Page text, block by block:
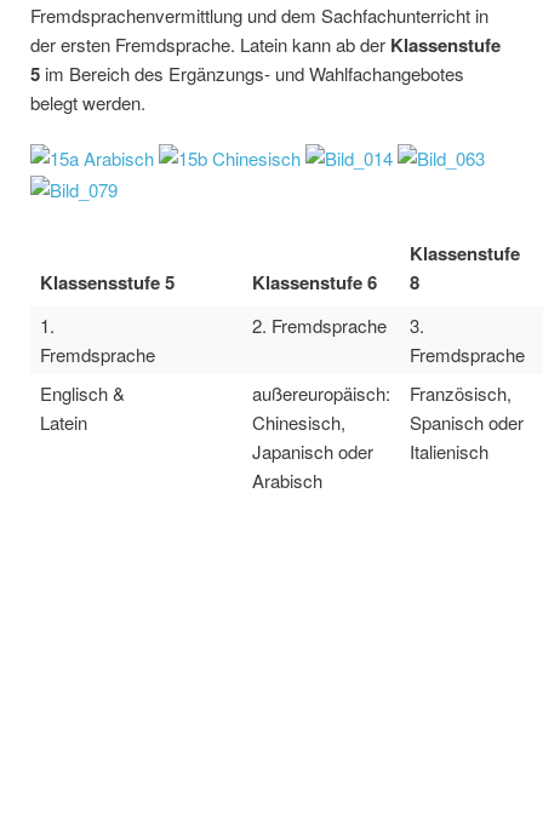
Fremdsprachenvermittlung und dem Sachfachunterricht in
der ersten Fremdsprache. Latein kann ab der Klassenstufe
5 im Bereich des Ergänzungs- und Wahlfachangebotes
belegt werden.
Klassensstufe 5 Klassenstufe 6
Klassenstufe
8
1.
Fremdsprache
2. Fremdsprache
3.
Fremdsprache
Englisch &
Latein
außereuropäisch:
Chinesisch,
Japanisch oder
Arabisch
Französisch,
Spanisch oder
Italienisch